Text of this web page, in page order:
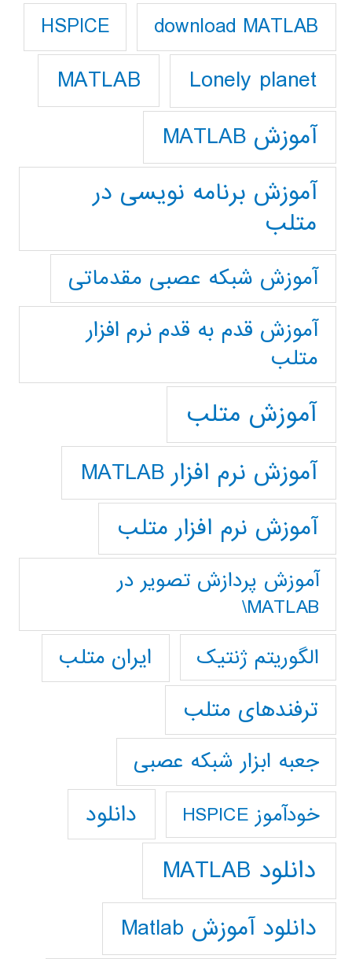
download MATLAB
HSPICE
Lonely planet
MATLAB
آموزش MATLAB
آموزش برنامه نویسی در
متلب
آموزش شبکه عصبی مقدماتی
آموزش قدم به قدم نرم افزار
متلب
آموزش متلب
آموزش نرم افزار MATLAB
آموزش نرم افزار متلب
آموزش پردازش تصوير در
MATLAB\
الگوریتم ژنتیک
ایران متلب
ترفندهای متلب
جعبه ابزار شبکه عصبی
خودآموز HSPICE دانلود
دانلود MATLAB
دانلود آموزش Matlab